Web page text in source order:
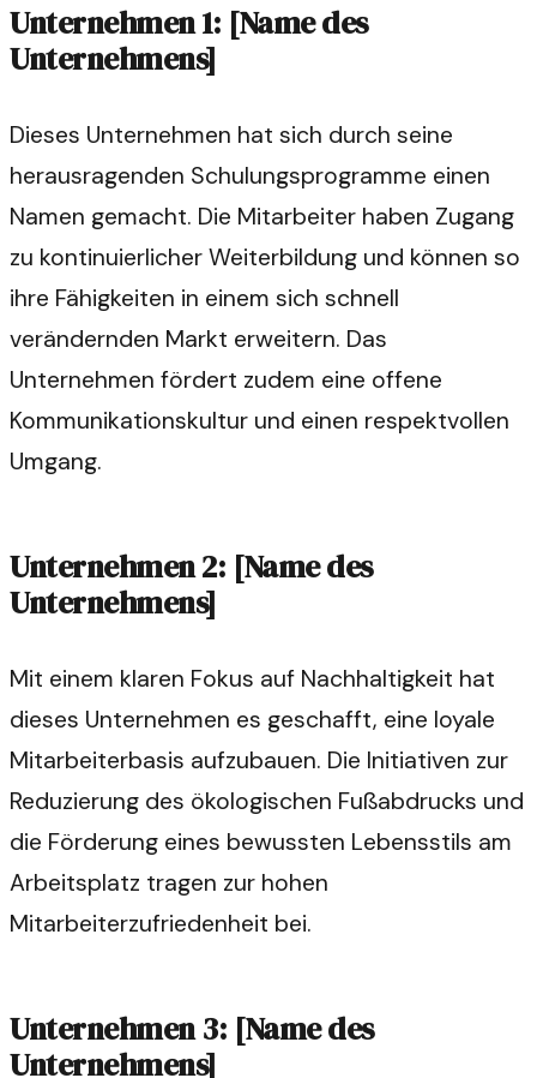
Unternehmen 1: [Name des
Unternehmens]
Dieses Unternehmen hat sich durch seine
herausragenden Schulungsprogramme einen
Namen gemacht. Die Mitarbeiter haben Zugang
zu kontinuierlicher Weiterbildung und können so
ihre Fähigkeiten in einem sich schnell
verändernden Markt erweitern. Das
Unternehmen fördert zudem eine offene
Kommunikationskultur und einen respektvollen
Umgang.
Unternehmen 2: [Name des
Unternehmens]
Mit einem klaren Fokus auf Nachhaltigkeit hat
dieses Unternehmen es geschafft, eine loyale
Mitarbeiterbasis aufzubauen. Die Initiativen zur
Reduzierung des ökologischen Fußabdrucks und
die Förderung eines bewussten Lebensstils am
Arbeitsplatz tragen zur hohen
Mitarbeiterzufriedenheit bei.
Unternehmen 3: [Name des
Unternehmens]